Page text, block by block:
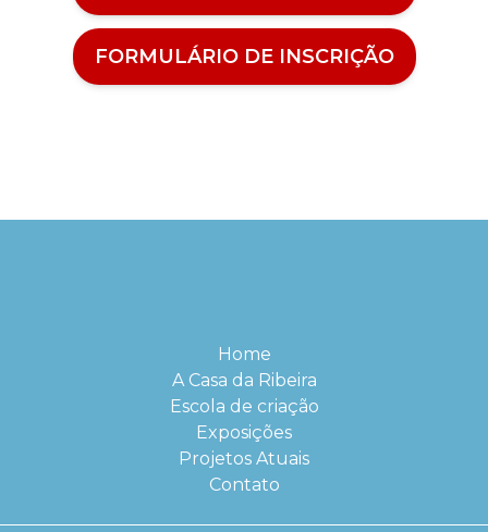
FORMULÁRIO DE INSCRIÇÃO
Home
A Casa da Ribeira
Escola de criação
Exposições
Projetos Atuais
Contato